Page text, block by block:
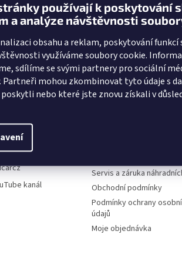
používají k poskytování
a analýze návštěvnosti
obsahu a reklam, poskytování funkcí
využíváme soubory cookie.
sdílíme se svými partnery pro sociální
Partneři mohou zkombinovat tyto údaje s
nebo které jste znovu získali v
kanál
kanál
Informace pro vás
Servis a záruka
Obchodní podmínky
Podmínky ochrany
údajů
Moje objednávka